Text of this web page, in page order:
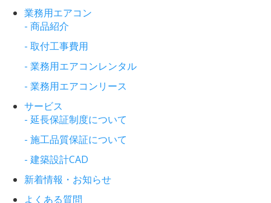
業務用エアコン
- 商品紹介
- 取付工事費用
- 業務用エアコンレンタル
- 業務用エアコンリース
サービス
- 延長保証制度について
- 施工品質保証について
- 建築設計CAD
新着情報・お知らせ
よくある質問